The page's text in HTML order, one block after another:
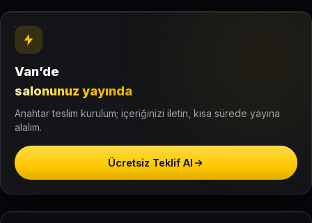
Van’de
salonunuz yayında
Anahtar teslim kurulum; içeriğinizi iletin, kısa sürede yayına
alalım.
Ücretsiz Teklif Al